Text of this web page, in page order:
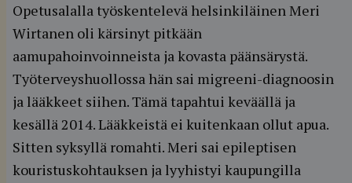
Opetusalalla työskentelevä helsinkiläinen Meri
Wirtanen oli kärsinyt pitkään
aamupahoinvoinneista ja kovasta päänsärystä.
Työterveyshuollossa hän sai migreeni-diagnoosin
ja lääkkeet siihen. Tämä tapahtui keväällä ja
kesällä 2014. Lääkkeistä ei kuitenkaan ollut apua.
Sitten syksyllä romahti. Meri sai epileptisen
kouristuskohtauksen ja lyyhistyi kaupungilla